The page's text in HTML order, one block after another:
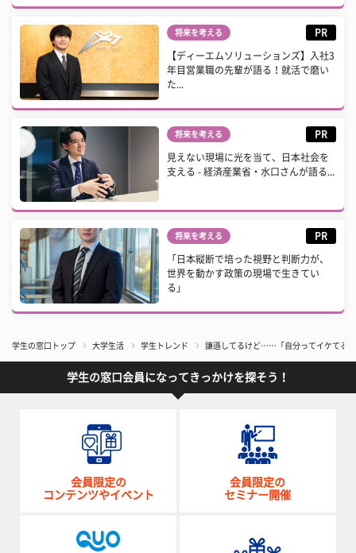
将来を考える PR
【ディーエムソリューションズ】入社3
年目営業職の先輩が語る！就活で磨い
た...
将来を考える PR
見えない現場に光を当て、日本社会を
支える - 経済産業省・水口さんが語る...
将来を考える PR
「日本縦断で培った視野と判断力が、
世界を動かす政策の現場で生きてい
る」
学生の窓口トップ 大学生活 学生トレンド 謙遜してるけど……「自分ってイケてる」
学生の窓口会員になってきっかけを探そう！
会員限定の
コンテンツやイベント
会員限定の
セミナー開催